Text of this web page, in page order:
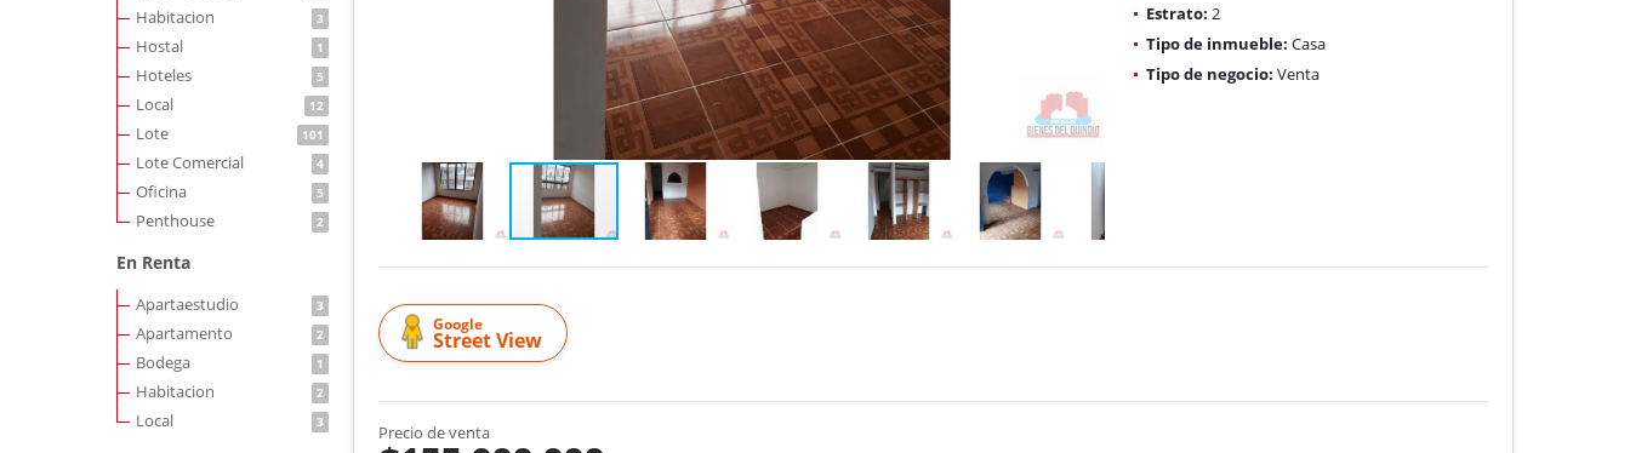
Habitacion 3
Hostal 1
Hoteles 5
Local 12
Lote 101
Lote Comercial 4
Oficina 5
Penthouse 2
En Renta
Apartaestudio 3
Apartamento 2
Bodega 1
Habitacion 2
Local 3
Estrato: 2
Tipo de inmueble: Casa
Tipo de negocio: Venta
Google
Street View
Precio de venta